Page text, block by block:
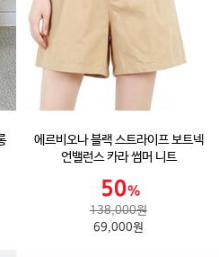
에르비오나 블랙 스트라이프 보트넥
언밸런스 카라 썸머 니트
138,000원
69,000원